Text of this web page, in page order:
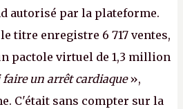
autorisé par la plateforme.
titre enregistre 6 717 ventes,
pactole virtuel de 1,3 million
un arrêt cardiaque»,
C'était sans compter sur la